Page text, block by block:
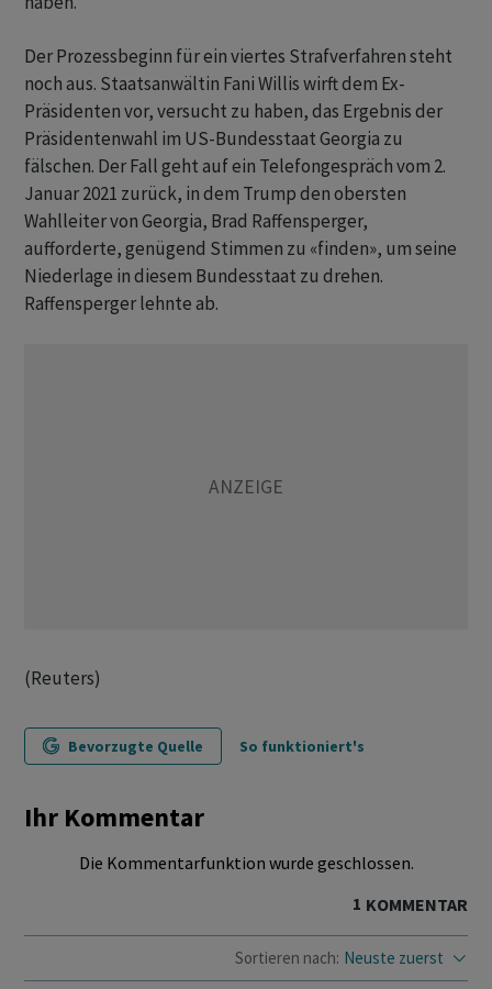
Der Prozessbeginn für ein viertes Strafverfahren steht
noch aus. Staatsanwältin Fani Willis wirft dem Ex-
Präsidenten vor, versucht zu haben, das Ergebnis der
Präsidentenwahl im US-Bundesstaat Georgia zu
fälschen. Der Fall geht auf ein Telefongespräch vom 2.
Januar 2021 zurück, in dem Trump den obersten
Wahlleiter von Georgia, Brad Raffensperger,
aufforderte, genügend Stimmen zu «finden», um seine
Niederlage in diesem Bundesstaat zu drehen.
Raffensperger lehnte ab.
(Reuters)
Bevorzugte Quelle So funktioniert's
Ihr Kommentar
Die Kommentarfunktion wurde geschlossen.
1 KOMMENTAR
Sortieren nach: Neuste zuerst